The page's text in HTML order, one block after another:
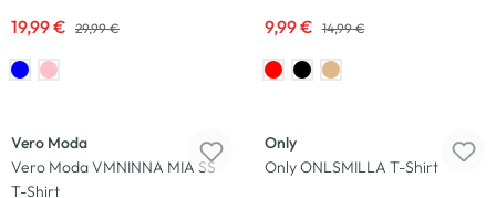
19,99 € 29,99 € 9,99 € 14,99 €
Vero Moda
Vero Moda VMNINNA MIA SS
T-Shirt
Only
Only ONLSMILLA T-Shirt